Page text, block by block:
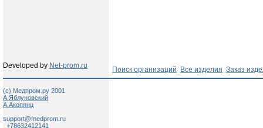
Developed by Net-prom.ru Поиск организаций Все изделия Заказ
(c) Медпром.ру 2001
А.Яблуновский
А.Акопянц
support@medprom.ru
+78632412141